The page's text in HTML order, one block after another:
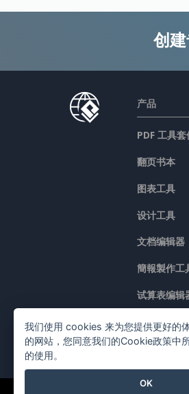
创
产品
PDF 工具套
翻页书本
图表工具
设计工具
文档编辑器
簡報製作工
试算表编辑
价格
我们使用 cookies 来为您提供更好的
的网站，您同意我们的Cookie政策中
的使用。
OK